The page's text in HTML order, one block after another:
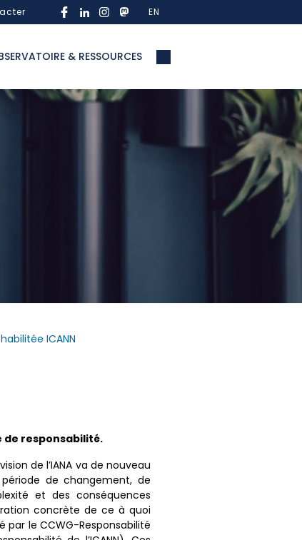
EN
& RESSOURCES
ICANN
responsabilité.
de l’IANA va de nouveau
de changement, de
et des conséquences
concrète de ce à quoi
par le CCWG-Responsabilité